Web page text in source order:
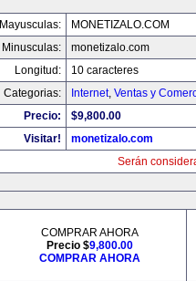
Mayusculas:
MONETIZALO.COM
Minusculas:
monetizalo.com
Longitud:
10 caracteres
Categorias:
Internet, Ventas y
Precio:
$9,800.00
Visitar!
monetizalo.com
Serán
COMPRAR AHORA
Precio $9,800.00
COMPRAR AHORA